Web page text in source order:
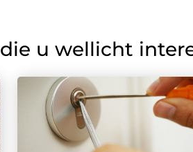
die u wellicht